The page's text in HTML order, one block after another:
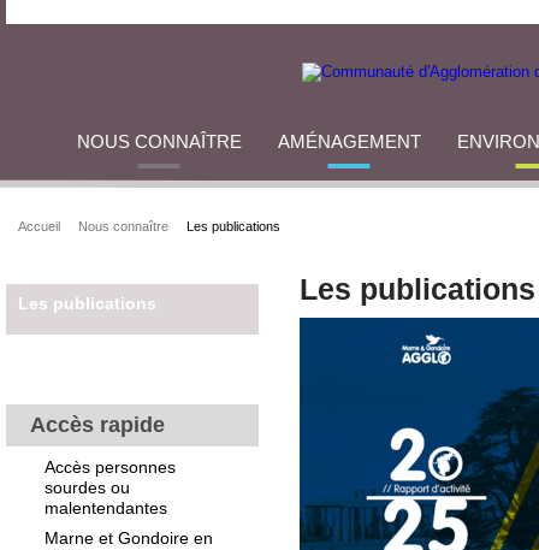
NOUS CONNAÎTRE AMÉNAGEMENT
Accueil Nous connaître Les publications
Les publications
Accès rapide
Accès personnes
sourdes ou
malentendantes
Marne et Gondoire en
Les publications